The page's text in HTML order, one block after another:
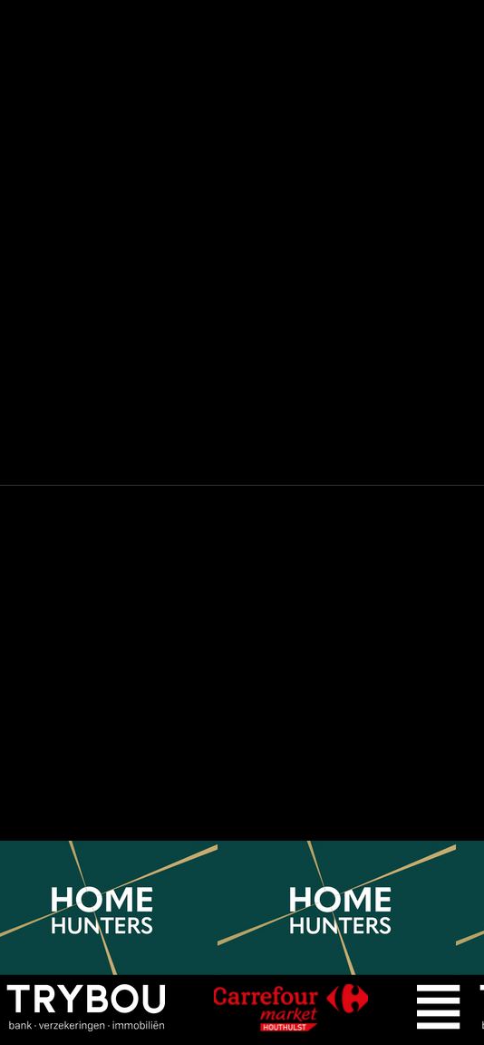
KWS Houthulst stelt kern A en B
voor voor seizoen 2026-2027
Bedankt Rita & Daniël!